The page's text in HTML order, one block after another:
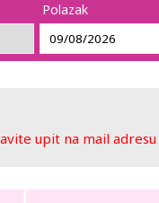
Polazak
upit na mail adresu